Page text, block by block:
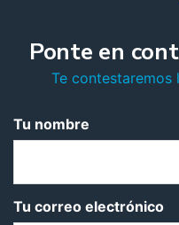
Ponte en
Te contestaremos
Tu nombre
Tu correo electrónico